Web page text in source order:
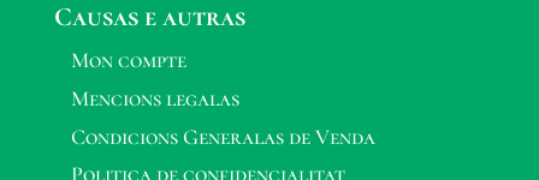
Causas e autras
Mon compte
Mencions legalas
Condicions Generalas de Venda
Politica de confidencialitat